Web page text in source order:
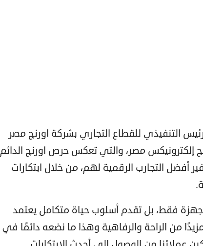
التنفيذي للقطاع التجاري بشركة اورنچ مصر
مصر، والتي تعكس حرص اورنچ الدائم
أفضل التجارب الرقمية لهم، من خلال ابتكارات
فقط، بل تقدم أسلوب حياة متكامل يعتمد
من الراحة والرفاهية وهذا ما نضعه دائمًا في